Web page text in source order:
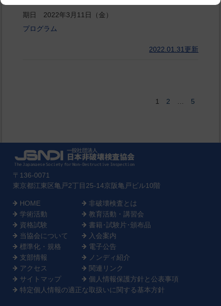
期日 2022年3月11日（金）
プログラム
2022.01.31更新
1 2 5
〒136-0071
東京都江東区亀戸2丁目25-14京阪亀戸ビル10階
HOME
非破壊検査とは
学術活動
教育活動・講習会
資格試験
書籍･試験片･頒布品
当協会について
入会案内
標準化・規格
電子公告
支部情報
ノンディ紹介
アクセス
関連リンク
サイトマップ
個人情報保護方針と公表事項
特定個人情報の適正な取扱いに関する基本方針